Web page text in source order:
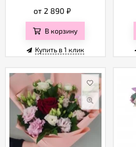
от 2 890₽
В корзину
Купить в 1 клик